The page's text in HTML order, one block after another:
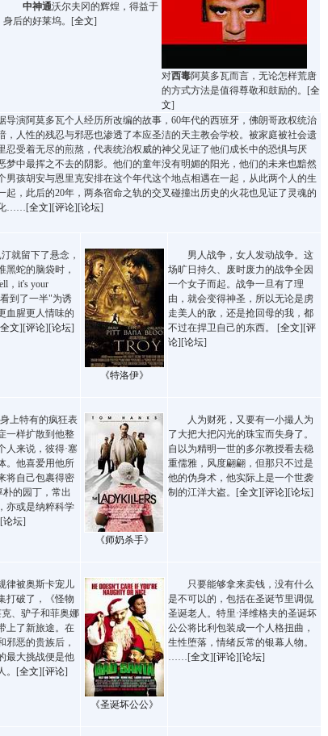
中神通沃尔夫冈的辉煌，得益于
身后的好莱坞。[全文]
对西毒阿莫多瓦而言，无论怎样荒唐
的方式方法是值得尊敬和鼓励的。[全
文]
演阿莫多瓦个人经历所改编的故事，60年代的西班牙，佛朗哥政权统治
，人性的残忍与邪恶也渗透了本应圣洁的天主教会学校。被家庭被社会遗
忍受着无尽的煎熬，代表统治权威的神父见证了他们成长中的恐惧与厌
梦中最挥之不去的阴影。他们的童年没有明媚的阳光，他们的未来也黯然
男孩胡安与恩里克安排在这个年代这个地点相遇在一起，从此两个人的生
起，此后的20年，两条宿命之轨的交叉碰撞出历史的火花也见证了灵魂的
化……[全文][评论][论坛]
留下了悬念，
黑蛇的脑袋时，
，it's your
到了一半"为诱
血腥更人情味的
全文][评论][论坛]
《特洛伊》
男人战争，女人发动战争。这
场旷日持久、废时废力的战争全因
一个女子而起。战争一旦有了理
由，就会变得神圣，所以无论是虏
走美人的敌，还是抢回母的我，都
不过在捍卫自己的东西。 [全文][评
论][论坛]
上特有的疯狂表
一样扩散到他整
人来说，彼得·塞
。他喜爱用他所
将自己包裹得密
的园丁，常出
亦或是纳粹科学
论坛]
《师奶杀手》
人为财死，又要有一小撮人为
了大把大把闪光的珠宝而失身了。
自以为精明一世的多尔教授看去稳
重儒雅，风度翩翩，但那只不过是
他的伪身术，他实际上是一个世袭
制的江洋大盗。[全文][评论][论坛]
被奥斯卡宠儿
打破了，《怪物
、驴子和菲奥娜
上了新旅途。在
邪恶的贵族后，
最大挑战便是他
。[全文][评论]
《圣诞坏公公》
只要能够拿来卖钱，没有什么
是不可以的，包括在圣诞节里调侃
圣诞老人。特里·泽维格夫的圣诞坏
公公将比利包装成一个人格扭曲，
生性堕落，情绪反常的银幕人物。
……[全文][评论][论坛]